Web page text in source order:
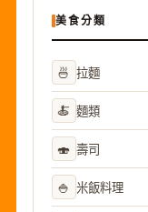
美食分類
🍜 拉麵
🍝 麵類
🍣 壽司
🍚 米飯料理